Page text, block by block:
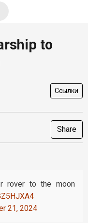
to
Ссылки
Share
rover to the moon
21, 2024